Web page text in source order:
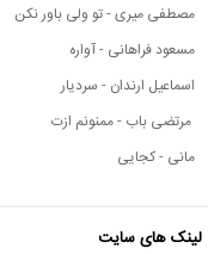
مصطفی میری - تو ولی باور نکن
مسعود فراهانی - آواره
اسماعیل ارندان - سردیار
مرتضی باب - ممنونم ازت
مانی - کجایی
لینک های سایت